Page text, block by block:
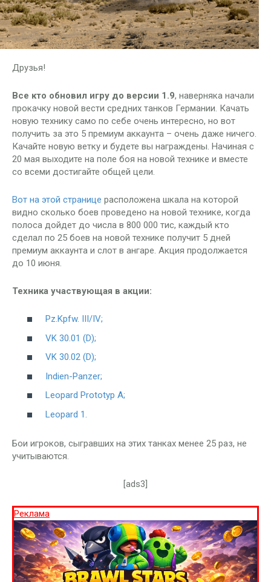
Друзья!
Все кто обновил игру до версии 1.9, наверняка начали
прокачку новой вести средних танков Германии. Качать
новую технику само по себе очень интересно, но вот
получить за это 5 премиум аккаунта – очень даже ничего.
Качайте новую ветку и будете вы награждены. Начиная с
20 мая выходите на поле боя на новой технике и вместе
со всеми достигайте общей цели.
Вот на этой странице расположена шкала на которой
видно сколько боев проведено на новой технике, когда
полоса дойдет до числа в 800 000 тис, каждый кто
сделал по 25 боев на новой технике получит 5 дней
премиум аккаунта и слот в ангаре. Акция продолжается
до 10 июня.
Техника участвующая в акции:
Pz.Kpfw. III/IV;
VK 30.01 (D);
VK 30.02 (D);
Indien-Panzer;
Leopard Prototyp A;
Leopard 1.
Бои игроков, сыгравших на этих танках менее 25 раз, не
учитываются.
[ads3]
Реклама